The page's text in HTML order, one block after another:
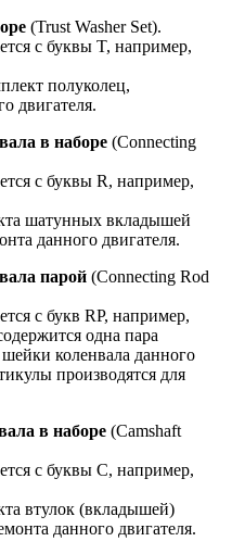
(Trust Washer Set).
с буквы T, например,
полуколец,
двигателя.
в наборе (Connecting
с буквы R, например,
шатунных вкладышей
данного двигателя.
парой (Connecting Rod
с букв RP, например,
одна пара
коленвала данного
производятся для
в наборе (Camshaft
с буквы C, например,
втулок (вкладышей)
данного двигателя.